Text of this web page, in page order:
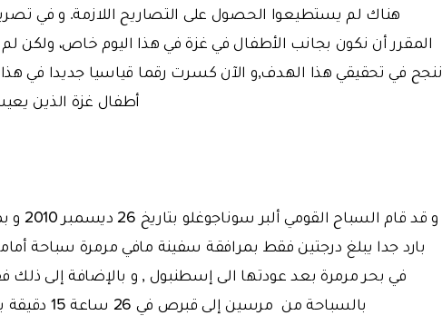
هناك لم يستطيعوا الحصول على التصاريح اللازمة. و في
المقرر أن نكون بجانب الأطفال في غزة في هذا اليوم خاص، ولكن
ننجح في تحقيقي هذا الهدف,و الآن كسرت رقما قياسيا جديدا في
أطفال غزة الذين
و قد
بالسباحة من مرسين إلى قبرص في 26 ساعة 15 دقيقة بدون توقف مسجلا رقما قياسيا جديدا ..